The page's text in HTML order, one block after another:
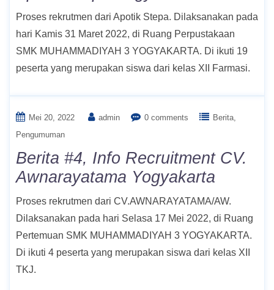
Proses rekrutmen dari Apotik Stepa. Dilaksanakan pada
hari Kamis 31 Maret 2022, di Ruang Perpustakaan
SMK MUHAMMADIYAH 3 YOGYAKARTA. Di ikuti 19
peserta yang merupakan siswa dari kelas XII Farmasi.
Mei 20, 2022 admin 0 comments
Berita
Pengumuman
Berita #4, Info Recruitment CV.
Awnarayatama Yogyakarta
Proses rekrutmen dari CV.AWNARAYATAMA/AW.
Dilaksanakan pada hari Selasa 17 Mei 2022, di Ruang
Pertemuan SMK MUHAMMADIYAH 3 YOGYAKARTA.
Di ikuti 4 peserta yang merupakan siswa dari kelas XII
TKJ.